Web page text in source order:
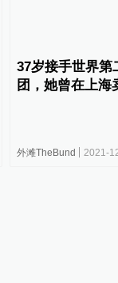
37岁接手世界第
团，她曾在上海
外滩TheBund 2021-